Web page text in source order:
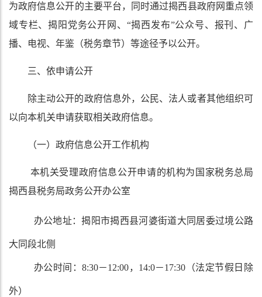
为政府信息公开的主要平台，同时通过揭西县政府网重点领
域专栏、揭阳党务公开网、“揭西发布”公众号、 报刊、广
播、电视、年鉴 （税务章节） 等途径予以公开。
三、依申请公开
除主动公开的政府信息外，公民、法人或者其他组织可
以向本机关申请获取相关政府信息。
（一）政府信息公开工作机构
本机关受理政府信息公开申请的机构为国家税务总局
揭西县税务局政务公开办公室
办公地址：揭阳市揭西县河婆街道大同居委过境公路
大同段北侧
办公时间：8:30－12:00，14:0－17:30（法定节假日除
外）